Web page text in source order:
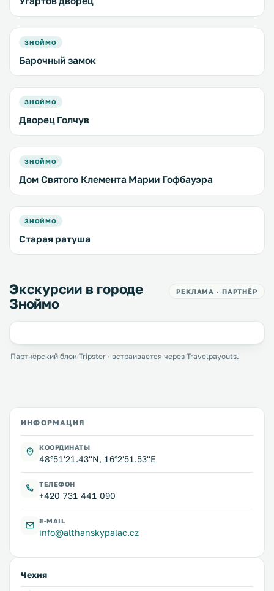
ЗНОЙМО
Барочный замок
ЗНОЙМО
Дворец Голчув
ЗНОЙМО
Дом Святого Клемента Марии Гофбауэра
ЗНОЙМО
Старая ратуша
Экскурсии в городе
Зноймо
РЕКЛАМА · ПАРТНЁР
Партнёрский блок Tripster · встраивается через Travelpayouts.
ИНФОРМАЦИЯ
КООРДИНАТЫ
48°51'21.43''N, 16°2'51.53''E
ТЕЛЕФОН
+420 731 441 090
E-MAIL
info@althanskypalac.cz
Чехия